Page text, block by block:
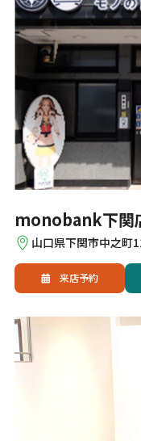
monobank下関
山口県下関市中之町
来店予約